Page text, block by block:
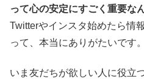
って心の安定にすごく重要な
Twitterやインスタ始めたら情
って、本当にありがたいです。
いま友だちが欲しい人に役立